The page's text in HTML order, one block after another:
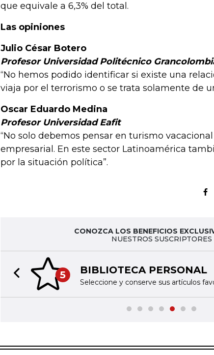
que equivale a 6,3% del total.
Las opiniones
Julio César Botero
Profesor Universidad Politécnico
“No hemos podido identificar si existe una
viaja por el terrorismo o se trata solamente de
Oscar Eduardo Medina
Profesor Universidad Eafit
“No solo debemos pensar en turismo
empresarial. En este sector Latinoamérica
por la situación política”.
CONOZCA LOS BENEFICIOS
NUESTROS SUSCRIPTORES
5 BIBLIOTECA PERSONAL
Seleccione y conserve sus artículos
Previous slide